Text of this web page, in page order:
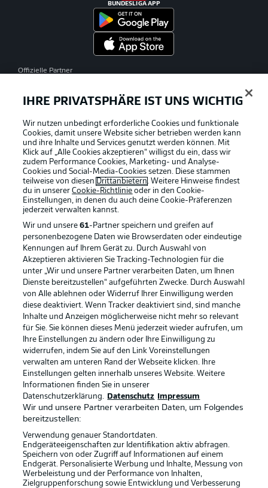
BUNDESLIGA APP
Offizielle Partner
Rechtliche Hinweise Voreinstellungen verwalten
Datenschutz Nutzungsbedingungen
Broadcaster Kontakt
Jobs Impressum
Partner Spieler
Liveticker
IHRE PRIVATSPHÄRE IST UNS WICHTIG
Wir nutzen unbedingt erforderliche Cookies und funktionale
Cookies, damit unsere Website sicher betrieben werden kann
und ihre Inhalte und Services genutzt werden können. Mit
Klick auf „Alle Cookies akzeptieren“ willigst du ein, dass wir
zudem Performance Cookies, Marketing- und Analyse-
Cookies und Social-Media-Cookies setzen. Diese stammen
teilweise von diesen Drittanbietern. Weitere Hinweise findest
du in unsererCookie-Richtlinie oder in den Cookie-
Einstellungen, in denen du auch deine Cookie-Präferenzen
jederzeit verwalten kannst.
Wir und unsere61-Partner speichern und greifen auf
personenbezogene Daten wie Browserdaten oder eindeutige
Kennungen auf Ihrem Gerät zu. Durch Auswahl von
Akzeptieren aktivieren Sie Tracking-Technologien für die
unter „Wir und unsere Partner verarbeiten Daten, um Ihnen
Dienste bereitzustellen“ aufgeführten Zwecke. Durch Auswahl
von Alle ablehnen oder Widerruf Ihrer Einwilligung werden
diese deaktiviert. Wenn Tracker deaktiviert sind, sind manche
Inhalte und Anzeigen möglicherweise nicht mehr so relevant
für Sie. Sie können dieses Menü jederzeit wieder aufrufen, um
Ihre Einstellungen zu ändern oder Ihre Einwilligung zu
widerrufen, indem Sie auf den Link Voreinstellungen
verwalten am unteren Rand der Webseite klicken. Ihre
Einstellungen gelten innerhalb unseres Website. Weitere
Informationen finden Sie in unserer
Datenschutzerklärung.
Datenschutz Impressum
Wir und unsere Partner verarbeiten Daten, um Folgendes
bereitzustellen:
Verwendung genauer Standortdaten.
Endgeräteeigenschaften zur Identifikation aktiv abfragen.
Speichern von oder Zugriff auf Informationen auf einem
Endgerät. Personalisierte Werbung und Inhalte, Messung von
Werbeleistung und der Performance von Inhalten,
Zielgruppenforschung sowie Entwicklung und Verbesserung